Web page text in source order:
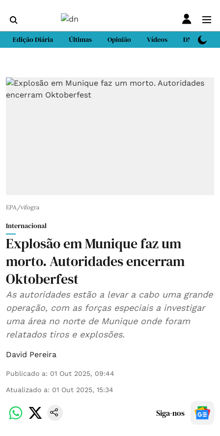
Edição Diária Últimas Opinião Vídeos DN Sport
EPA/vifogra
Internacional
Explosão em Munique faz um
morto. Autoridades encerram
Oktoberfest
As autoridades estão a levar a cabo uma grande
operação, com as forças especiais a investigar
uma área no norte de Munique onde foram
relatados tiros e explosões.
David Pereira
Publicado a: 01 Out 2025, 09:44
Atualizado a: 01 Out 2025, 15:34
Siga-nos